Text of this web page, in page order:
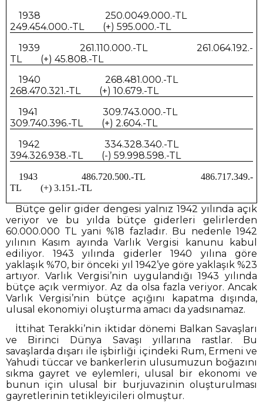
1938
250.0049.000.-TL
249.454.000.-TL
(+) 595.000.-TL
1939
261.110.000.-TL
261.064.192.-
TL
(+) 45.808.-TL
1940
268.481.000.-TL
268.470.321.-TL
(+) 10.679.-TL
1941
309.743.000.-TL
309.740.396.-TL
(+) 2.604.-TL
1942
334.328.340.-TL
394.326.938.-TL
(-) 59.998.598.-TL
1943 486.720.500.-TL
486.717.349.-
TL
(+) 3.151.-TL
Bütçe gelir gider dengesi yalnız 1942 yılında açık
veriyor ve bu yılda bütçe giderleri gelirlerden
60.000.000 TL yani %18 fazladır. Bu nedenle 1942
yılının Kasım ayında Varlık Vergisi kanunu kabul
ediliyor. 1943 yılında giderler 1940 yılına göre
yaklaşık %70, bir önceki yıl 1942’ye göre yaklaşık %23
artıyor. Varlık Vergisi’nin uygulandığı 1943 yılında
bütçe açık vermiyor. Az da olsa fazla veriyor. Ancak
Varlık Vergisi’nin bütçe açığını kapatma dışında,
ulusal ekonomiyi oluşturma amacı da yadsınamaz.
İttihat Terakki’nin iktidar dönemi Balkan Savaşları
ve Birinci Dünya Savaşı yıllarına rastlar. Bu
savaşlarda dışarı ile işbirliği içindeki Rum, Ermeni ve
Yahudi tüccar ve bankerlerin ulusumuzun boğazını
sıkma gayret ve eylemleri, ulusal bir ekonomi ve
bunun için ulusal bir burjuvazinin oluşturulması
gayretlerinin tetikleyicileri olmuştur.